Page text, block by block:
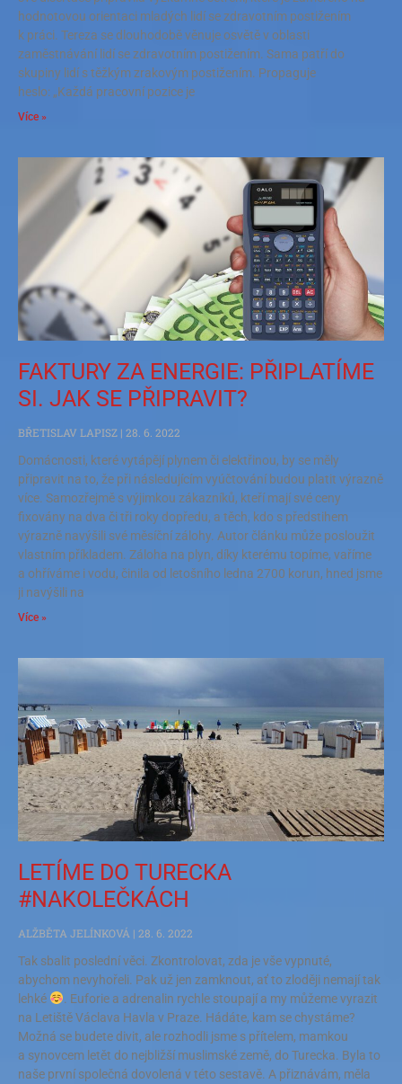
hodnotovou orientaci mladých lidí se zdravotním postižením
k práci. Tereza se dlouhodobě věnuje osvětě v oblasti
zaměstnávání lidí se zdravotním postižením. Sama patří do
skupiny lidí s těžkým zrakovým postižením. Propaguje
heslo: „Každá pracovní pozice je
Více »
FAKTURY ZA ENERGIE: PŘIPLATÍME
SI. JAK SE PŘIPRAVIT?
BŘETISLAV LAPISZ 28. 6. 2022
Domácnosti, které vytápějí plynem či elektřinou, by se měly
připravit na to, že při následujícím vyúčtování budou platit výrazně
více. Samozřejmě s výjimkou zákazníků, kteří mají své ceny
fixovány na dva či tři roky dopředu, a těch, kdo s předstihem
výrazně navýšili své měsíční zálohy. Autor článku může posloužit
vlastním příkladem. Záloha na plyn, díky kterému topíme, vaříme
a ohříváme i vodu, činila od letošního ledna 2700 korun, hned jsme
ji navýšili na
Více »
LETÍME DO TURECKA
#NAKOLEČKÁCH
ALŽBĚTA JELÍNKOVÁ
28. 6. 2022
Tak sbalit poslední věci. Zkontrolovat, zda je vše vypnuté,
abychom nevyhořeli. Pak už jen zamknout, ať to zloději nemají tak
lehké
. Euforie a adrenalin rychle stoupají a my můžeme vyrazit
na Letiště Václava Havla v Praze. Hádáte, kam se chystáme?
Možná se budete divit, ale rozhodli jsme s přítelem, mamkou
a synovcem letět do nejbližší muslimské země, do Turecka. Byla to
naše první společná dovolená v této sestavě. A přiznávám, měla